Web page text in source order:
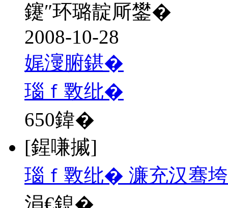
鑳″环璐靛厛鐢�
2008-10-28
娓濅腑鍖�
瑙ｆ斁纰�
650鍏�
[鍟嗛摵]
瑙ｆ斁纰� 濂充汉骞